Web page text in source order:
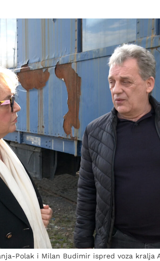
Polak i Milan Budimir ispred voza kralja